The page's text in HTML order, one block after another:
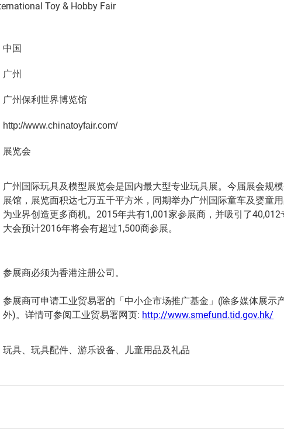
中国
广州
广州保利世界博览馆
http://www.chinatoyfair.com/
展览会
广州国际玩具及模型展览会是国内最大型专业玩具展。今届展会规
展馆，展览面积达七万五千平方米，同期举办广州国际童车及婴童用
为业界创造更多商机。2015年共有1,001家参展商，并吸引了40,012
大会预计2016年将会有超过1,500商参展。
参展商必须为香港注册公司。
参展商可申请工业贸易署的「中小企市场推广基金」(除多媒体展示
外)。详情可参阅工业贸易署网页: http://www.smefund.tid.gov.hk/
玩具、玩具配件、游乐设备、儿童用品及礼品